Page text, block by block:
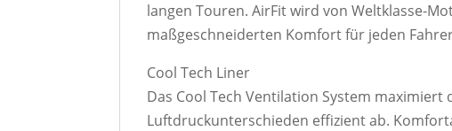
langen Touren. AirFit wird von Weltklasse-
maßgeschneiderten Komfort für jeden
Cool Tech Liner
Das Cool Tech Ventilation System
Luftdruckunterschieden effizient ab.